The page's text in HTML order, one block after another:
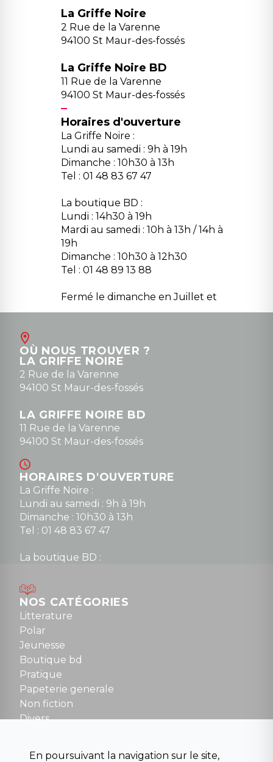
La Griffe Noire
2 Rue de la Varenne
94100 St Maur-des-fossés
La Griffe Noire BD
11 Rue de la Varenne
94100 St Maur-des-fossés
Horaires d'ouverture
La Griffe Noire :
Lundi au samedi : 9h à 19h
Dimanche : 10h30 à 13h
Tel : 01 48 83 67 47
La boutique BD :
Lundi : 14h30 à 19h
Mardi au samedi : 10h à 13h / 14h à
19h
Dimanche : 10h30 à 12h30
Tel : 01 48 89 13 88
Fermé le dimanche en Juillet et
Août
contact@la-griffe-noire.com
0148836747
OÙ NOUS TROUVER ?
LA GRIFFE NOIRE
2 Rue de la Varenne
94100 St Maur-des-fossés
LA GRIFFE NOIRE BD
11 Rue de la Varenne
94100 St Maur-des-fossés
HORAIRES D'OUVERTURE
La Griffe Noire :
Lundi au samedi : 9h à 19h
Dimanche : 10h30 à 13h
Tel : 01 48 83 67 47
La boutique BD :
Mardi au samedi : 10h à 13h / 14h à 19h
Dimanche : 10h30 à 12h30
Tel : 01 48 89 13 88
Fermé le dimanche en Juillet et Août
NOUS CONTACTER
contact@la-griffe-noire.com
NOS CATÉGORIES
Litterature
Polar
Jeunesse
Boutique bd
Pratique
Papeterie generale
Non fiction
Divers
En poursuivant la navigation sur le site,